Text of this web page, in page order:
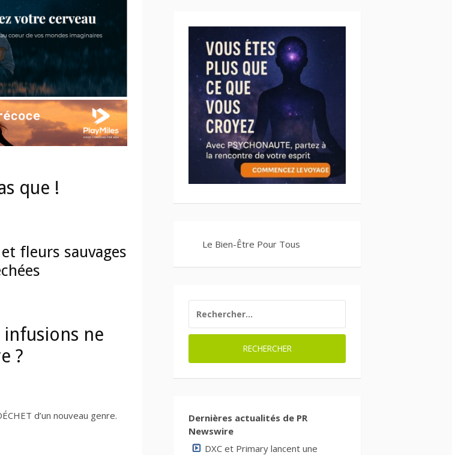
que !
fleurs sauvages
infusions ne
?
d’un nouveau genre.
Le Bien-Être Pour Tous
Dernières actualités de PR
Newswire
DXC et Primary lancent une